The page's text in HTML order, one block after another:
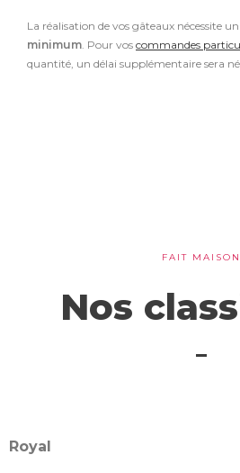
La réalisation de vos gâteaux nécessite un
minimum. Pour vos commandes
quantité, un délai supplémentaire sera
FAIT MAISON
Nos
Royal